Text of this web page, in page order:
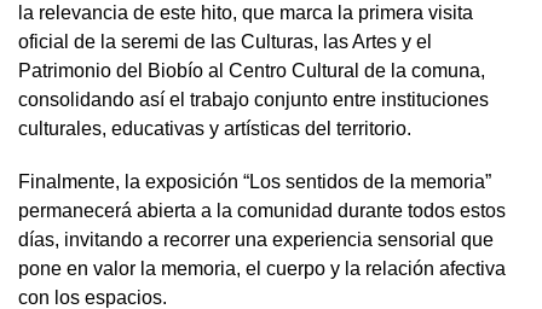
la relevancia de este hito, que marca la primera visita
oficial de la seremi de las Culturas, las Artes y el
Patrimonio del Biobío al Centro Cultural de la comuna,
consolidando así el trabajo conjunto entre instituciones
culturales, educativas y artísticas del territorio.
Finalmente, la exposición “Los sentidos de la memoria”
permanecerá abierta a la comunidad durante todos estos
días, invitando a recorrer una experiencia sensorial que
pone en valor la memoria, el cuerpo y la relación afectiva
con los espacios.